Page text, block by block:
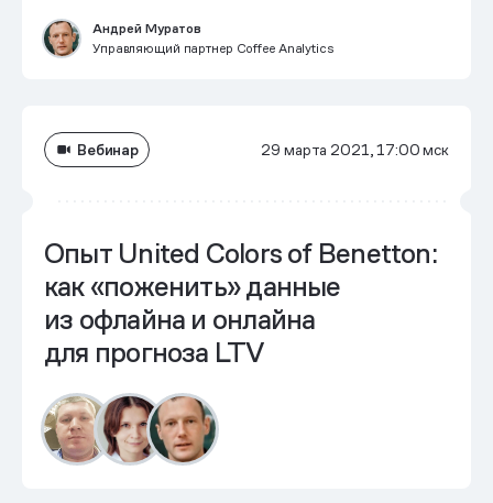
Андрей Муратов
Управляющий партнер Coffee Analytics
Вебинар 29 марта 2021, 17:00 мск
Опыт United Colors of Benetton:
как «поженить» данные
из офлайна и онлайна
для прогноза LTV